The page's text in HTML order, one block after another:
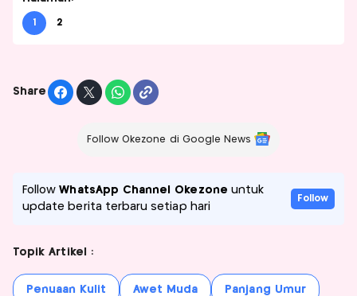
1 2
Share
Follow Okezone di Google News
FollowWhatsApp Channel Okezone untuk
update berita terbaru setiap hari
Follow
Topik Artikel :
Penuaan Kulit Awet Muda Panjang Umur